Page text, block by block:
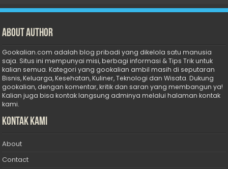
About Author
Gookalian.com adalah blog pribadi yang dikelola satu manusia
saja. Situs ini mempunyai misi, berbagi informasi & Tips Trik untuk
kalian semua. Kategori yang gookalian ambil masih di seputaran
Bisnis, Keluarga, Kesehatan, Kuliner, Teknologi dan Wisata. Dukung
gookalian, dengan komentar, kritik dan saran yang membangun ya!
Kalian juga bisa kontak langsung adminya melalui halaman kontak
kami.
Kontak Kami
About
Contact